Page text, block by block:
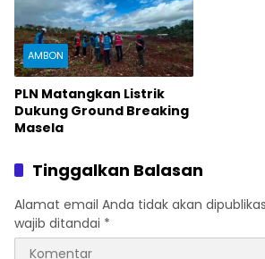
AMBON
PLN Matangkan Listrik
Dukung Ground Breaking
Masela
Tinggalkan Balasan
Alamat email Anda tidak akan
wajib ditandai *